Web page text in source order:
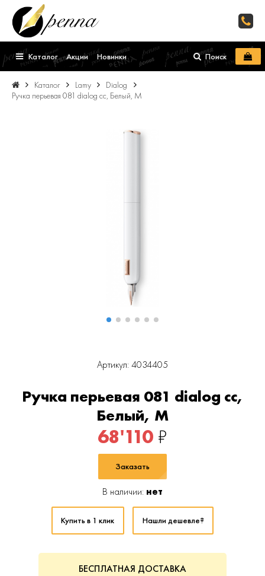
Каталог Акции Новинки Поиск
Каталог Lamy
Dialog
Ручка перьевая 081 dialog cc, Белый, M
Артикул: 4034405
Ручка перьевая 081 dialog cc,
Белый, M
68'110 ₽
Заказать
В наличии: нет
Купить в 1 клик Нашли дешевле?
БЕСПЛАТНАЯ ДОСТАВКА